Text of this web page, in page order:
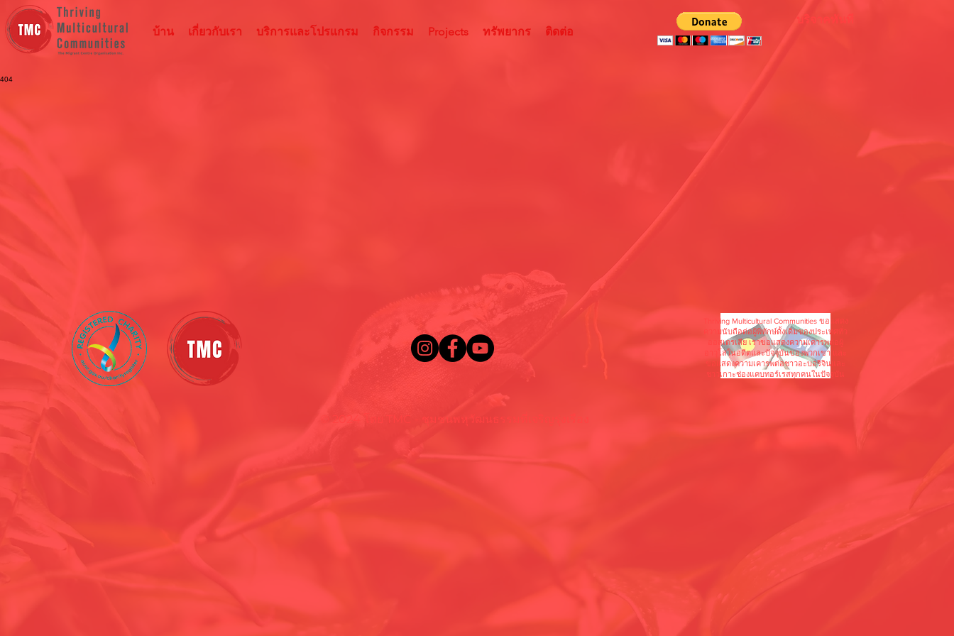
บ้าน เกี่ยวกับเรา บริการและโปรแกรม กิจกรรม Projects ทรัพยากร ติดต่อ
404
Thriving Multicultural Communities ขอแสดง
ความนับถือต่อผู้พิทักษ์ดั้งเดิมของประเทศทั่ว
ออสเตรเลีย เราขอแสดงความเคารพต่อผู้
อาวุโสในอดีตและปัจจุบันของพวกเขา และ
ขอแสดงความเคารพต่อชาวอะบอริจินและ
ชาวเกาะช่องแคบทอร์เรสทุกคนในปัจจุบัน
© 2024 โดย TMC - ชุมชนพหุวัฒนธรรมที่เจริญรุ่งเรือง